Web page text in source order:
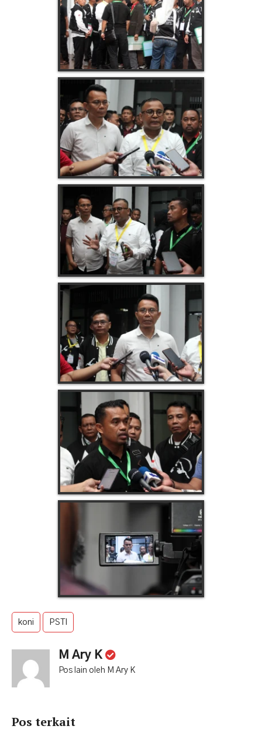
koni PSTI
M Ary K
Pos lain oleh M Ary K
Pos terkait